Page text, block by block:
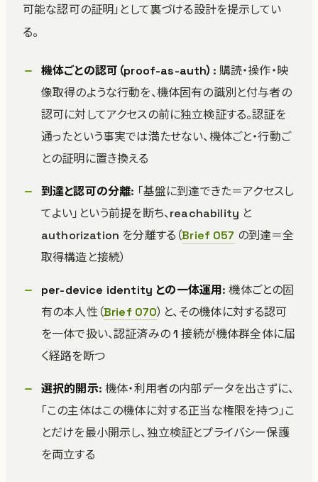
可能な認可の証明」として裏づける設計を提示してい
る。
機体ごとの認可（proof-as-auth） : 購読・操作・映
像取得のような行動を、機体固有の識別と付与者の
認可に対してアクセスの前に独立検証する。認証を
通ったという事実では満たせない、機体ごと・行動ご
との証明に置き換える
到達と認可の分離: 「基盤に到達できた＝アクセスし
てよい」という前提を断ち、reachability と
authorization を分離する（Brief 057 の到達＝全
取得構造と接続）
per-device identity との一体運用: 機体ごとの固
有の本人性（Brief 070）と、その機体に対する認可
を一体で扱い、認証済みの 1 接続が機体群全体に届
く経路を断つ
選択的開示: 機体・利用者の内部データを出さずに、
「この主体はこの機体に対する正当な権限を持つ」こ
とだけを最小開示し、独立検証とプライバシー保護
を両立する